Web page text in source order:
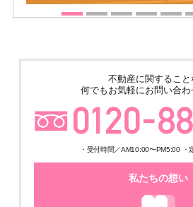
不動産に関すること
何でもお気軽にお問い合
・受付時間／AM10:00〜PM5:00 ・
私たちの想い